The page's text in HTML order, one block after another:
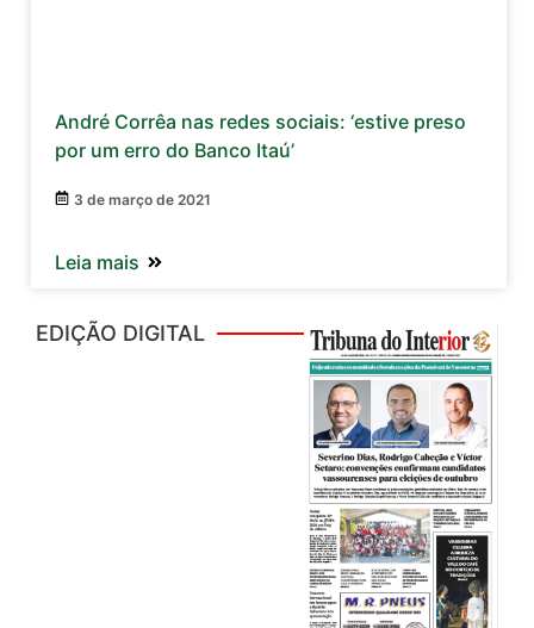
André Corrêa nas redes sociais: ‘estive preso
por um erro do Banco Itaú’
3 de março de 2021
Leia mais
EDIÇÃO DIGITAL